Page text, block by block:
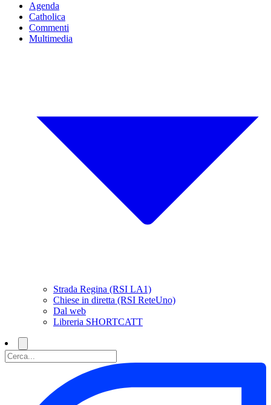
Agenda
Catholica
Commenti
Multimedia
Strada Regina (RSI LA1)
Chiese in diretta (RSI ReteUno)
Dal web
Libreria SHORTCATT